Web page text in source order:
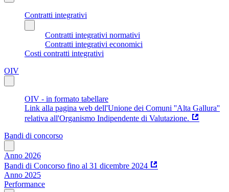
Contratti integrativi
Contratti integrativi normativi
Contratti integrativi economici
Costi contratti integrativi
OIV
OIV - in formato tabellare
Link alla pagina web dell'Unione dei Comuni ''Alta Gallura''
relativa all'Organismo Indipendente di Valutazione.
Bandi di concorso
Anno 2026
Bandi di Concorso fino al 31 dicembre 2024
Anno 2025
Performance